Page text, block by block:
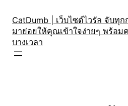
content
CatDumb | เว็บไซต์ไวรัล จับทุ
มาย่อยให้คุณเข้าใจง่ายๆ พร้อม
บางเวลา